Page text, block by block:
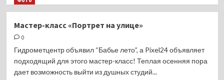
увеличит
виз
для
граждан
ЕС
Мастер-класс «Портрет на улице»
0
Гидрометцентр объявил “Бабье лето”, а Pixel24 объявляет
подходящий для этого мастер-класс! Теплая осенняя пора
дает возможность выйти из душных студий...